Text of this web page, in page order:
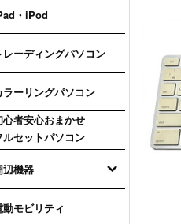
・iPod
レーディングパソコン
ラーリングパソコン
心者安心おまかせ
ルセットパソコン
辺機器
動モビリティ